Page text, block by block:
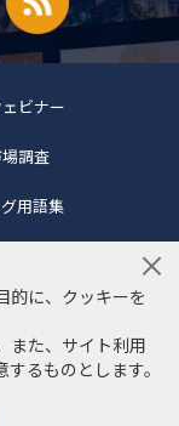
ビナー
調査
用語集
イトマップ
的に、クッキーを
また、サイト利用
るものとします。